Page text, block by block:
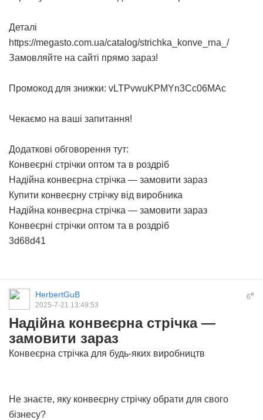
Деталі
https://megasto.com.ua/catalog/strichka_konve_rna_/
Замовляйте на сайті прямо зараз!
Промокод для знижки: vLTPvwuKPMYn3Cc06MAc
Чекаємо на ваші запитання!
Додаткові обговорення тут:
Конвеєрні стрічки оптом та в роздріб
Надійна конвеєрна стрічка — замовити зараз
Купити конвеєрну стрічку від виробника
Надійна конвеєрна стрічка — замовити зараз
Конвеєрні стрічки оптом та в роздріб
3d68d41
6#
HerbertGuB
2025-7-21 13:49:53
Надійна конвеєрна стрічка —
замовити зараз
Конвеєрна стрічка для будь-яких виробництв
Не знаєте, яку конвеєрну стрічку обрати для свого
бізнесу?